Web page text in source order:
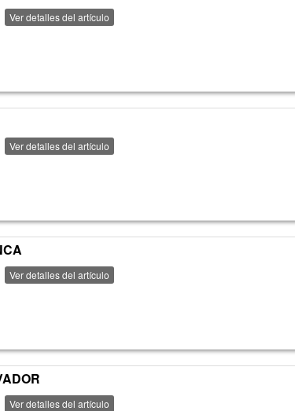
Ver detalles del artículo
Ver detalles del artículo
Ver detalles del artículo
Ver detalles del artículo